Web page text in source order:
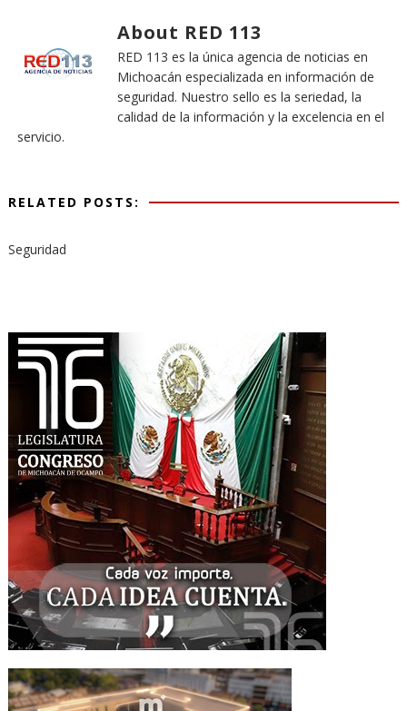
About RED 113
RED 113 es la única agencia de noticias en
Michoacán especializada en información de
seguridad. Nuestro sello es la seriedad, la
calidad de la información y la excelencia en el
servicio.
RELATED POSTS:
Seguridad